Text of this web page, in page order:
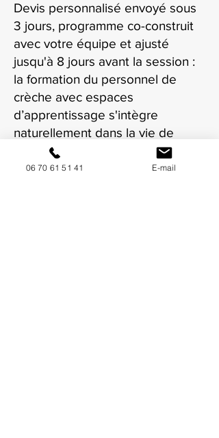
Devis personnalisé envoyé sous
3 jours, programme co-construit
avec votre équipe et ajusté
jusqu'à 8 jours avant la session :
la formation du personnel de
crèche avec espaces
d’apprentissage s'intègre
naturellement dans la vie de
votre crèche à Villeurbanne.
06 70 61 51 41 E-mail